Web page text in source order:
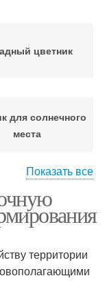
цветник
для солнечного
места
для цветника
цветник
Показать все
территории